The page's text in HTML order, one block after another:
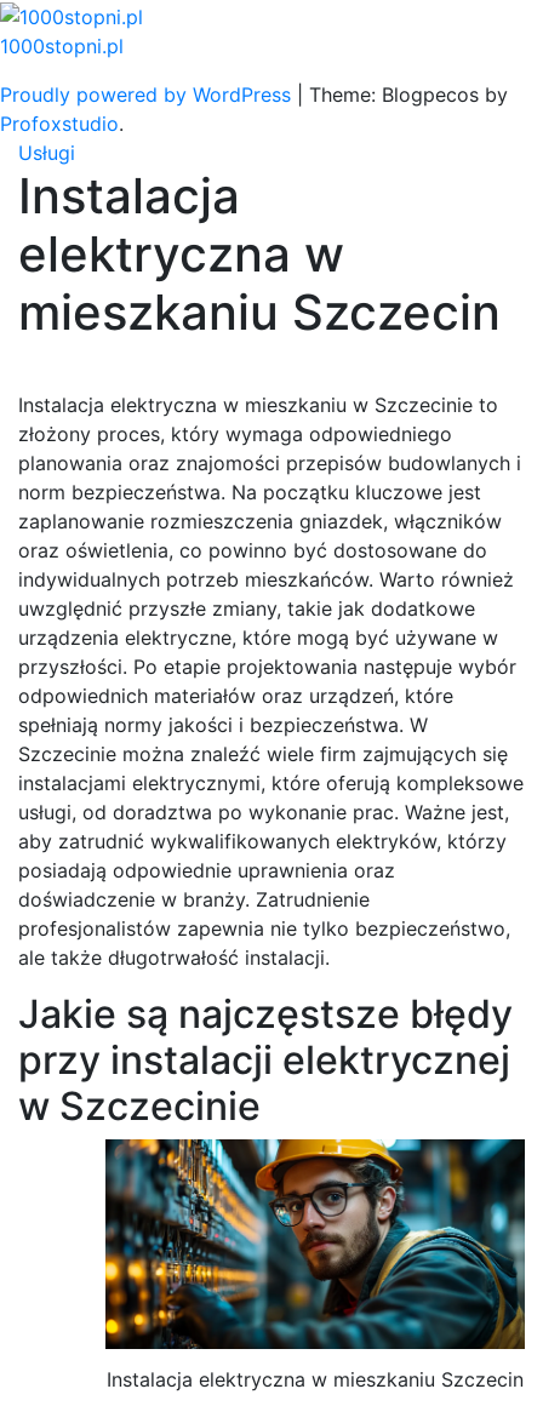
Skip
to
1000stopni.pl
Proudly powered by WordPress
Theme: Blogpecos by
Profoxstudio.
Usługi
Instalacja
elektryczna w
mieszkaniu Szczecin
Instalacja elektryczna w mieszkaniu w Szczecinie to
złożony proces, który wymaga odpowiedniego
planowania oraz znajomości przepisów budowlanych i
norm bezpieczeństwa. Na początku kluczowe jest
zaplanowanie rozmieszczenia gniazdek, włączników
oraz oświetlenia, co powinno być dostosowane do
indywidualnych potrzeb mieszkańców. Warto również
uwzględnić przyszłe zmiany, takie jak dodatkowe
urządzenia elektryczne, które mogą być używane w
przyszłości. Po etapie projektowania następuje wybór
odpowiednich materiałów oraz urządzeń, które
spełniają normy jakości i bezpieczeństwa. W
Szczecinie można znaleźć wiele firm zajmujących się
instalacjami elektrycznymi, które oferują kompleksowe
usługi, od doradztwa po wykonanie prac. Ważne jest,
aby zatrudnić wykwalifikowanych elektryków, którzy
posiadają odpowiednie uprawnienia oraz
doświadczenie w branży. Zatrudnienie
profesjonalistów zapewnia nie tylko bezpieczeństwo,
ale także długotrwałość instalacji.
Jakie są najczęstsze błędy
przy instalacji elektrycznej
w Szczecinie
Instalacja elektryczna w mieszkaniu Szczecin